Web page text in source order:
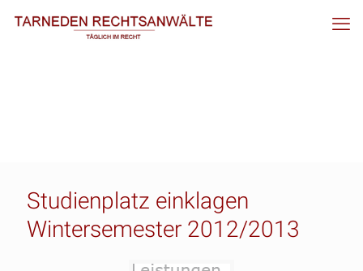
Studienplatz einklagen
Wintersemester 2012/2013